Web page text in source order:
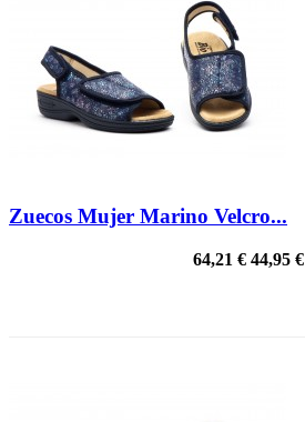
Zuecos Mujer Marino Velcro...
64,21 € 44,95 €